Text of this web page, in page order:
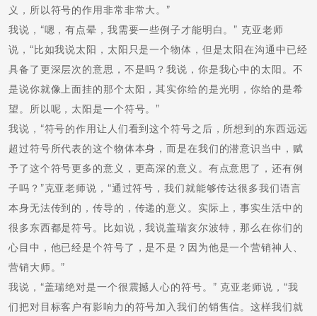
义，所以符号的作用非常非常大。”
我说，“嗯，有点晕，我需要一些例子才能明白。” 克亚老师
说，“比如我说太阳，太阳只是一个物体，但是太阳在沟通中已经
具备了更深层次的意思，不是吗？我说，你是我心中的太阳。不
是说你就像上面挂的那个太阳，其实你给的是光明，你给的是希
望。所以呢，太阳是一个符号。”
我说，“符号的作用让人们看到这个符号之后，所想到的东西远远
超过符号所代表的这个物体本身，而是在我们的潜意识当中，赋
予了这个符号更多的意义，更高深的意义。有点意思了，还有例
子吗？”克亚老师说，“通过符号，我们就能够传达很多我们语言
本身无法传到的，传导的，传递的意义。实际上，事实生活中的
很多东西都是符号。比如说，我说盖瑞亥尔波特，那么在你们的
心目中，他已经是个符号了，是不是？因为他是一个营销神人、
营销大师。”
我说，“盖瑞绝对是一个很震撼人心的符号。” 克亚老师说，“我
们把对目标客户有影响力的符号加入我们的销售信。这样我们就